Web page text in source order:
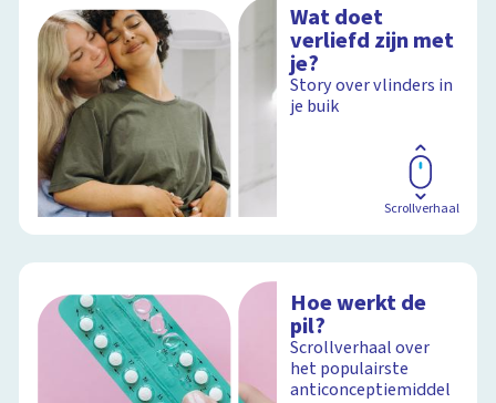
Wat doet
verliefd zijn met
je?
Story over vlinders in
je buik
Scrollverhaal
Hoe werkt de
pil?
Scrollverhaal over
het populairste
anticonceptiemiddel